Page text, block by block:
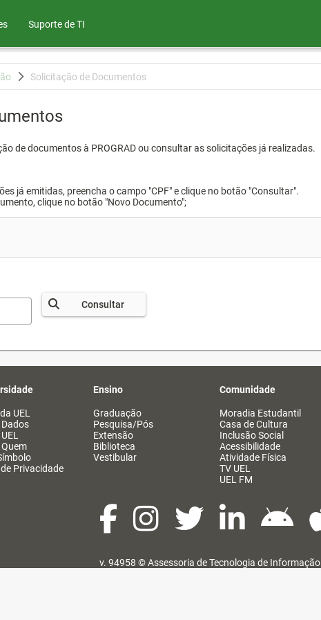
Suporte de TI
Solicitação de Documentos
de documentos à PROGRAD ou consultar as solicitações já realizadas.
já emitidas, preencha o campo "CPF" e clique no botão "Consultar".
clique no botão "Novo Documento";
Consultar
UEL
Dados
Privacidade
Ensino
Graduação
Pesquisa/Pós
Extensão
Biblioteca
Vestibular
Comunidade
Moradia Estudantil
Casa de Cultura
Inclusão Social
Acessibilidade
Atividade Física
TV UEL
UEL FM
v. 94958 ©Assessoria de Tecnologia de Informação